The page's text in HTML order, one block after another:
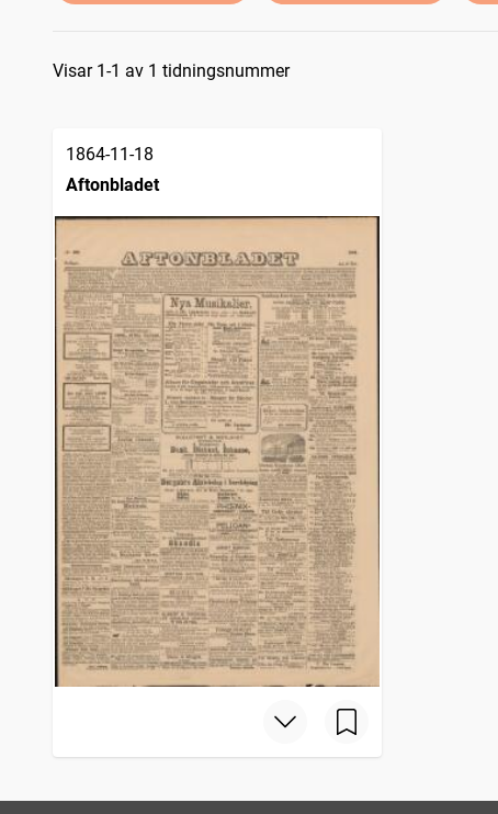
Sökresultat
Visar 1-1 av 1 tidningsnummer
1864-11-18
Aftonbladet